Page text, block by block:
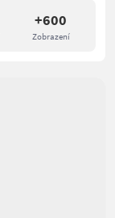
+600
Zobrazení